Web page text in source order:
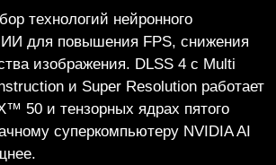
технологий нейронного
для повышения FPS, снижения
изображения. DLSS 4 с Multi
и Super Resolution работает
50 и тензорных ядрах пятого
суперкомпьютеру NVIDIA AI